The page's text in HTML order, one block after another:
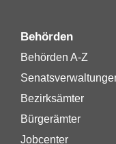
Behörden
Behörden A-Z
Bezirksämter
Bürgerämter
Jobcenter